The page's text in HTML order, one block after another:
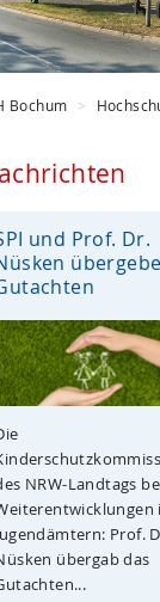
Bochum
und Prof. Dr.
NRW-Landtags
Prof.
übergab das